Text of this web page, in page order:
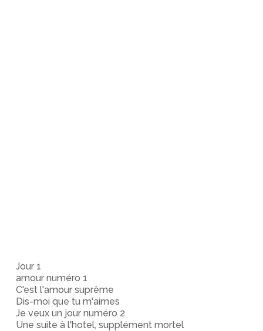
Jour 1
amour numéro 1
C'est l'amour suprême
Dis-moi que tu m'aimes
Je veux un jour numéro 2
Une suite à l'hotel, supplément mortel